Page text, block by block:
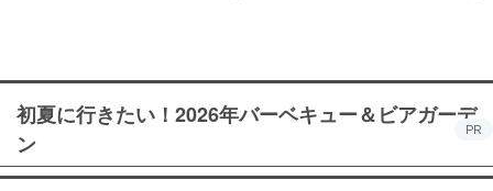
初夏に行きたい！2026年バーベキュー＆ビアガーデ
ン
PR